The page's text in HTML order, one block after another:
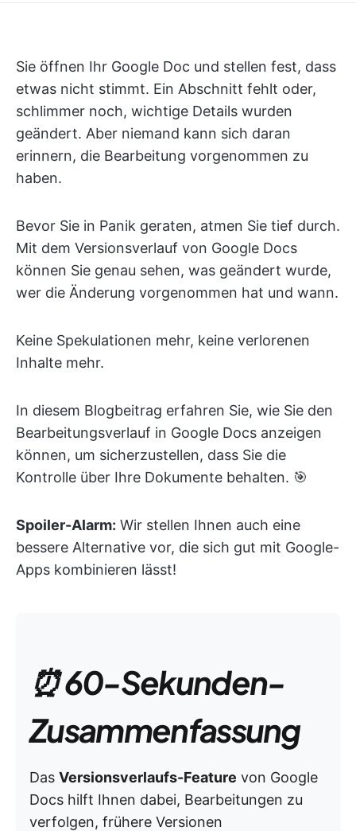
Sie öffnen Ihr Google Doc und stellen fest, dass
etwas nicht stimmt. Ein Abschnitt fehlt oder,
schlimmer noch, wichtige Details wurden
geändert. Aber niemand kann sich daran
erinnern, die Bearbeitung vorgenommen zu
haben.
Bevor Sie in Panik geraten, atmen Sie tief durch.
Mit dem Versionsverlauf von Google Docs
können Sie genau sehen, was geändert wurde,
wer die Änderung vorgenommen hat und wann.
Keine Spekulationen mehr, keine verlorenen
Inhalte mehr.
In diesem Blogbeitrag erfahren Sie, wie Sie den
Bearbeitungsverlauf in Google Docs anzeigen
können, um sicherzustellen, dass Sie die
Kontrolle über Ihre Dokumente behalten. 🎯
Spoiler-Alarm: Wir stellen Ihnen auch eine
bessere Alternative vor, die sich gut mit Google-
Apps kombinieren lässt!
⏰ 60-Sekunden-
Zusammenfassung
Das Versionsverlaufs-Feature von Google
Docs hilft Ihnen dabei, Bearbeitungen zu
verfolgen, frühere Versionen